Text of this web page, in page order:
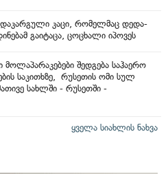
დაკარგული კაცი, რომელმაც დედა-
გაიტაცა, ცოცხალი იპოვეს
შედგება საჰაერო
საკითხზე, რუსეთის ომი სულ
სახლში - რუსეთში -
ყველა სიახლის ნახვა